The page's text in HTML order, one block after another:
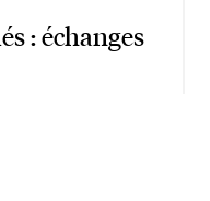
: échanges